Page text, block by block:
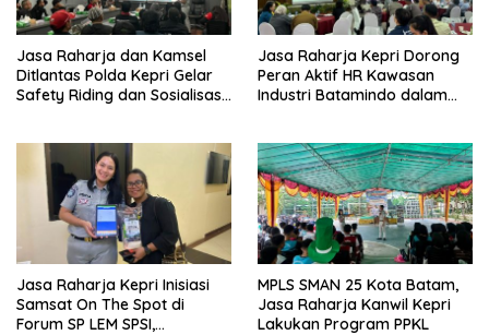
Jasa Raharja dan Kamsel
Ditlantas Polda Kepri Gelar
Safety Riding dan Sosialisasi
Indonesia
Jasa Raharja Kepri Dorong
Peran Aktif HR Kawasan
Industri Batamindo dalam
Jasa Raharja Kepri Inisiasi
Samsat On The Spot di
Forum SP LEM SPSI,
MPLS SMAN 25 Kota Batam,
Jasa Raharja Kanwil Kepri
Lakukan Program PPKL